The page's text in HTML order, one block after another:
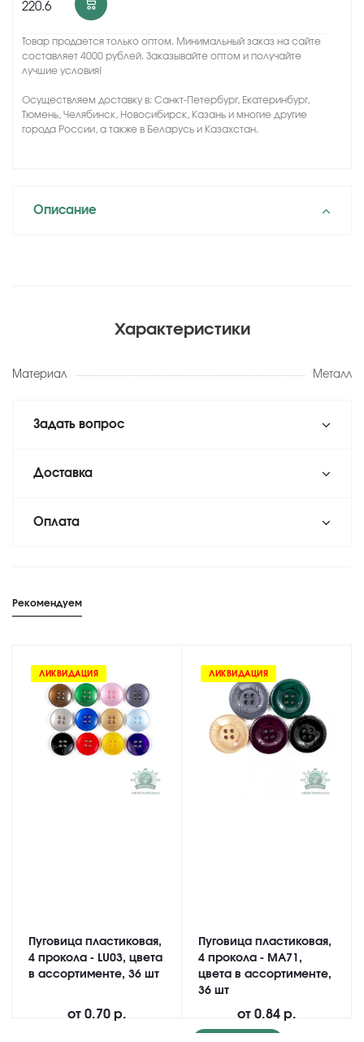
220.6
Товар продается только оптом. Минимальный заказ на сайте
составляет 4000 рублей. Заказывайте оптом и получайте
лучшие условия!
Осуществляем доставку в: Санкт-Петербург, Екатеринбург,
Тюмень, Челябинск, Новосибирск, Казань и многие другие
города России, а также в Беларусь и Казахстан.
Описание
Характеристики
Материал Металл
Задать вопрос
Доставка
Оплата
Рекомендуем
ЛИКВИДАЦИЯ
Пуговица пластиковая,
4 прокола - LU03, цвета
в ассортименте, 36 шт
от 0.70 р.
ЛИКВИДАЦИЯ
Пуговица пластиковая,
4 прокола - MA71,
цвета в ассортименте,
36 шт
от 0.84 р.